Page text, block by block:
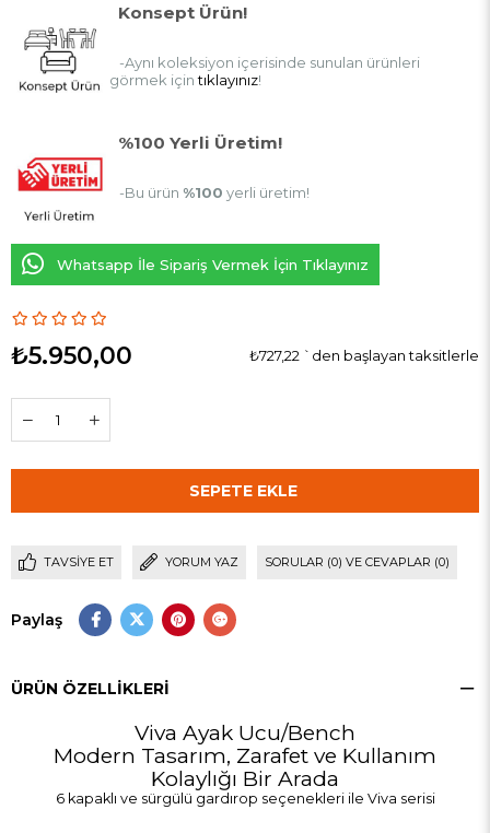
Konsept Ürün!
-Aynı koleksiyon içerisinde sunulan ürünleri
görmek içintıklayınız!
%100 Yerli Üretim!
-Bu ürün %100 yerli üretim!
Whatsapp İle Sipariş Vermek İçin Tıklayınız
₺5.950,00 ₺727,22 `den başlayan taksitlerle
TAVSIYE ET YORUM YAZ SORULAR (0) VE CEVAPLAR (0)
Paylaş
ÜRÜN ÖZELLIKLERI
Viva Ayak Ucu/Bench
Modern Tasarım, Zarafet ve Kullanım
Kolaylığı Bir Arada
6 kapaklı ve sürgülü gardırop seçenekleri ile Viva serisi